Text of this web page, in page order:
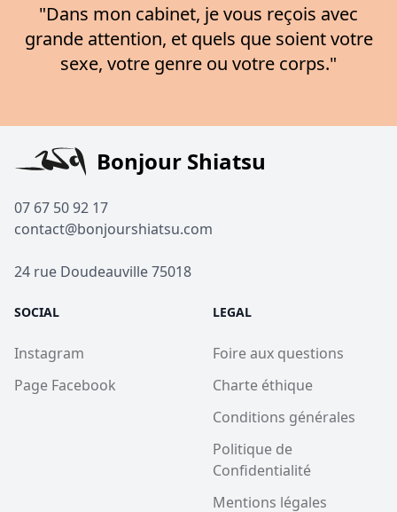
"Dans mon cabinet, je vous reçois avec
grande attention, et quels que soient votre
sexe, votre genre ou votre corps."
Bonjour Shiatsu
07 67 50 92 17
contact@bonjourshiatsu.com
24 rue Doudeauville 75018
SOCIAL
Instagram
Page Facebook
LEGAL
Foire aux questions
Charte éthique
Conditions générales
Politique de
Confidentialité
Mentions légales